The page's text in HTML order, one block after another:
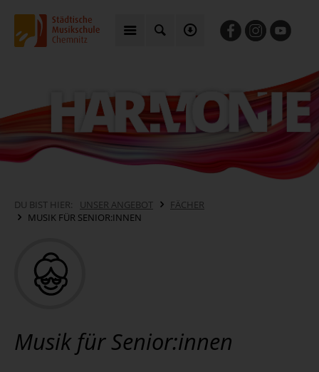
DU BIST HIER: UNSER ANGEBOT
FÄCHER
MUSIK FÜR SENIOR:INNEN
Musik für Senior:innen